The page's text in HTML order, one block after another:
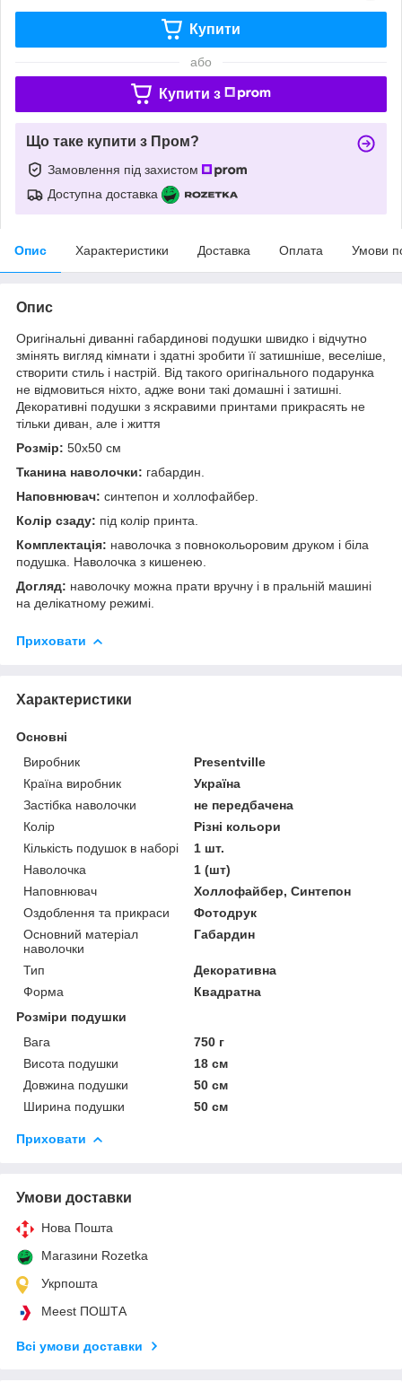
Купити
або
Купити з
Що таке купити з Пром?
Замовлення під захистом
Доступна доставка
Опис Характеристики Доставка Оплата Умови
Опис
Оригінальні диванні габардинові подушки швидко і відчутно
змінять вигляд кімнати і здатні зробити її затишніше, веселіше,
створити стиль і настрій. Від такого оригінального подарунка
не відмовиться ніхто, адже вони такі домашні і затишні.
Декоративні подушки з яскравими принтами прикрасять не
тільки диван, але і життя
Розмір: 50x50 см
Тканина наволочки: габардин.
Наповнювач: синтепон и холлофайбер.
Колір сзаду: під колір принта.
Комплектація: наволочка з повнокольоровим друком і біла
подушка. Наволочка з кишенею.
Догляд: наволочку можна прати вручну і в пральній машині
на делікатному режимі.
Приховати
Характеристики
Основні
Виробник
Presentville
Країна виробник
Україна
Застібка наволочки
не передбачена
Колір
Різні кольори
Кількість подушок в наборі
1 шт.
Наволочка
1 (шт)
Наповнювач
Холлофайбер, Синтепон
Оздоблення та прикраси
Фотодрук
Основний матеріал
наволочки
Габардин
Тип
Декоративна
Форма
Квадратна
Розміри подушки
Вага
750 г
Висота подушки
18 см
Довжина подушки
50 см
Ширина подушки
50 см
Приховати
Умови доставки
Нова Пошта
Магазини Rozetka
Укрпошта
Meest ПОШТА
Всі умови доставки